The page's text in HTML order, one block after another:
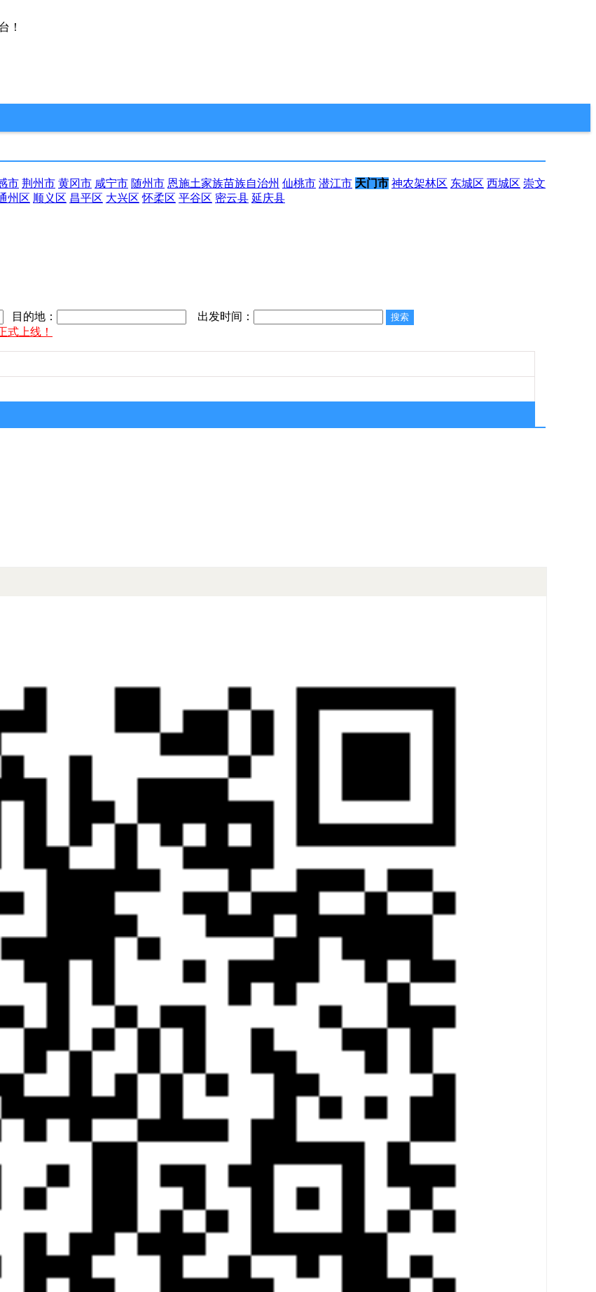
！
市 荆州市 黄冈市 咸宁市 随州市 恩施土家族苗族自治州 仙桃市 潜江市 天门市 神农架林区 东城区 西城区 崇文
州区 顺义区 昌平区 大兴区 怀柔区 平谷区 密云县 延庆县
目的地：
出发时间：
式上线！